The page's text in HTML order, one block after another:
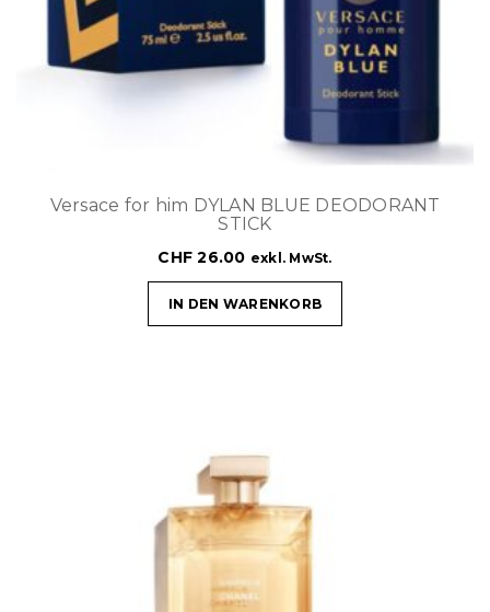
Versace for him DYLAN BLUE DEODORANT
STICK
CHF 26.00 exkl. MwSt.
IN DEN WARENKORB